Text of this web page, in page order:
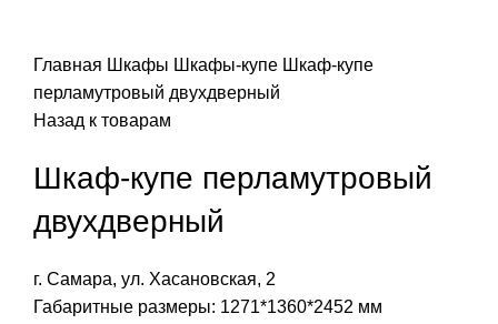
Главная Шкафы Шкафы-купе Шкаф-купе
перламутровый двухдверный
Назад к товарам
Шкаф-купе перламутровый
двухдверный
г. Самара, ул. Хасановская, 2
Габаритные размеры: 1271*1360*2452 мм